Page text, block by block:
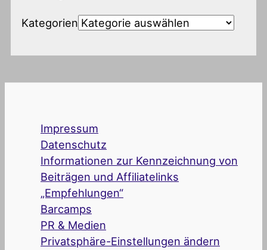
Kategorien
Impressum
Datenschutz
Informationen zur Kennzeichnung von
Beiträgen und Affiliatelinks
„Empfehlungen“
Barcamps
PR & Medien
Privatsphäre-Einstellungen ändern